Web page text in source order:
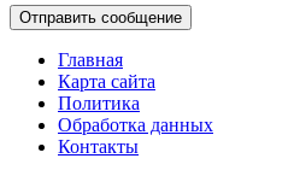
Главная
Карта сайта
Политика
Обработка данных
Контакты